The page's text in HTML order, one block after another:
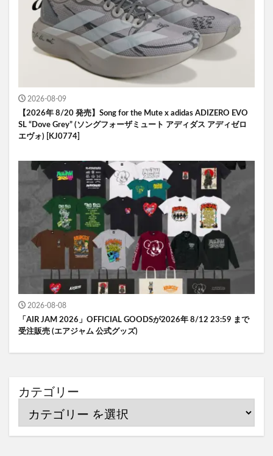
2026-08-09
【2026年 8/20 発売】Song for the Mute x adidas ADIZERO EVO
SL “Dove Grey” (ソングフォーザミュート アディダス アディゼロ
エヴォ) [KJ0774]
2026-08-08
「AIR JAM 2026」OFFICIAL GOODSが2026年 8/12 23:59 まで
受注販売 (エアジャム 公式グッズ)
カテゴリー